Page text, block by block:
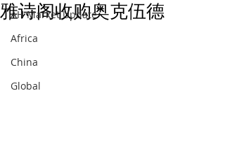
AH Market Update
Africa
China
Global
雅诗阁收购奥克伍德